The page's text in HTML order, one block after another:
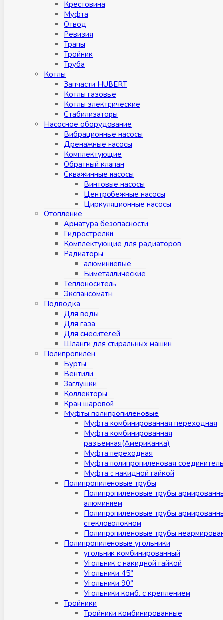
Крестовина
Муфтa
Отвод
Ревизия
Трапы
Тройник
Труба
Котлы
Запчасти HUBERT
Котлы газовые
Котлы электрические
Стабилизаторы
Насосное оборудование
Вибрационные насосы
Дренажные насосы
Комплектующие
Обратный клапан
Скважинные насосы
Винтовые насосы
Центробежные насосы
Циркуляционные насосы
Отопление
Арматура безопасности
Гидрострелки
Комплектующие для радиаторов
Радиаторы
алюминиевые
Биметаллические
Теплоноситель
Экспансоматы
Подводка
Для воды
Для газа
Для смесителей
Шланги для стиральных машин
Полипропилен
Бурты
Вентили
Заглушки
Коллекторы
Кран шаровой
Муфты полипропиленовые
Муфта комбинированная переходная
Муфта комбинированная
разъемная(Американка)
Муфта переходная
Муфта полипропиленовая
Муфта с накидной гайкой
Полипропиленовые трубы
Полипропиленовые трубы
алюминием
Полипропиленовые трубы
стекловолокном
Полипропиленовые трубы
Полипропиленовые угольники
угольник комбинированный
Угольник с накидной гайкой
Угольники 45°
Угольники 90°
Угольники комб. с креплением
Тройники
Тройники комбинированные